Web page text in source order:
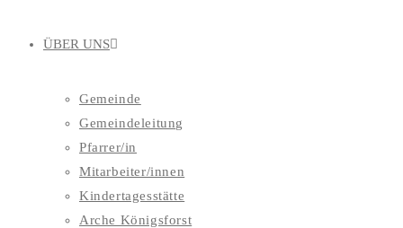
ÜBER UNS
Gemeinde
Gemeindeleitung
Pfarrer/in
Mitarbeiter/innen
Kindertagesstätte
Arche Königsforst